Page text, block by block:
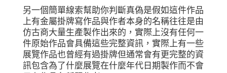
另一個簡單線索幫助你判斷真偽是假如這件作品
上有金屬掛牌寫作品與作者本身的名稱往往是由
仿古商大量生產製作出來的，實際上沒有任何一
件原始作品會具備這些完整資訊，實際上有一些
展覽作品也曾經有過掛牌但通常會有更完整的資
訊包含為了什麼展覽在什麼年代日期製作而不會